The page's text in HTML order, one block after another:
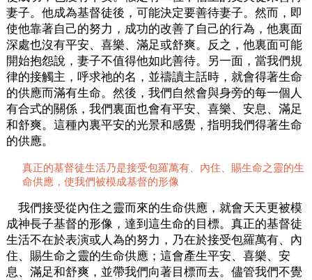
妻子。他成為基督徒後，可能決定要善待妻子。然而，即
使他靠著自己的努力，成功的改善了自己的行為，他裏面
深處也沒有平安、喜樂、滿足或舒爽。反之，他裏面可能
開始抱怨說，妻子不值得他如此善待。另一面，當我們規
律的接觸主，呼求祂的名，並禱讀主話時，就會得著生命
的供應而滿有生命。然後，我們自然會與身旁的每一個人
有合式的關係，我們裏面也會有平安、喜樂、安息、滿足
和舒爽。這種內裏平安的光景和感覺，指明我們得著生命
的供應。
真正的基督徒生活乃是接受包羅萬有、內住、賜生命之靈的生
命供應，使我們被模成基督的形像
我們接受從內住之靈而來的生命供應，就會天天更被模
成神長子基督的形像，達到這生命的目標。真正的基督徒
生活不在於表演或人為的努力，乃在於接受包羅萬有、內
住、賜生命之靈的生命供應；這會產生平安、喜樂、安
息、滿足和舒爽，並帶我們向著目標而去。儘管我們不覺